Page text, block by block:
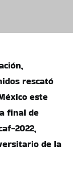
rescató
este
final de
2022,
de la